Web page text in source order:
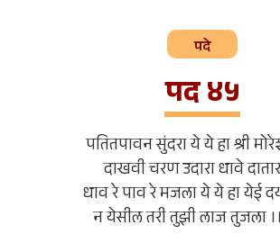
पदे
पद ४५
पतितपावन सुंदरा ये ये हा श्री
दाखवी चरण उदारा धावे
धाव रे पाव रे मजला ये ये हा येई
न येसील तरी तुझी लाज तुजला